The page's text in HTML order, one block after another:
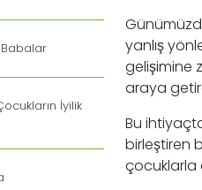
İyilik
yanlış
gelişimine
araya
Bu
birleştiren
çocuklarla